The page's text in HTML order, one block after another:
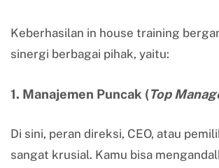
Keberhasilan in house training
sinergi berbagai pihak, yaitu:
1. Manajemen Puncak (Top
Di sini, peran direksi, CEO, atau
sangat krusial. Kamu bisa